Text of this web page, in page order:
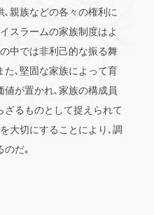
､親族などの各々の権利に
スラームの家族制度はよ
中では非利己的な振る舞
た､堅固な家族によって育
が置かれ､家族の構成員
るものとして捉えられて
大切にすることにより､調
のだ｡